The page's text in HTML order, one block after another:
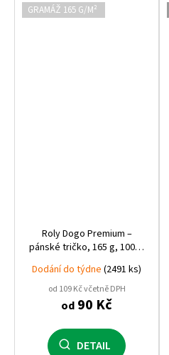
GRAMÁŽ 165 G/M²
Roly Dogo Premium –
pánské tričko, 165 g, 100%
bavlna, čtyřvrstvý
průkrčník, prémiová kvalita
Dodání do týdne (2491 ks)
od 109 Kč včetně DPH
od 90 Kč
DETAIL